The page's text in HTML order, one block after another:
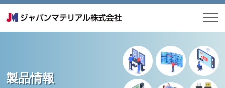
製品情報